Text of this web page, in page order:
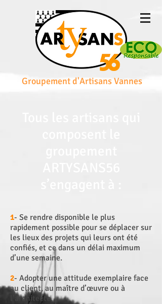
Groupement d'Artisans Vannes
1- Se rendre disponible le plus
rapidement possible pour se déplacer sur
les lieux des projets qui leurs ont été
confiés, et ce dans un délai maximum
d’une semaine.
2- Adopter une attitude exemplaire face
au client, au maître d’œuvre ou à
l’architecte.